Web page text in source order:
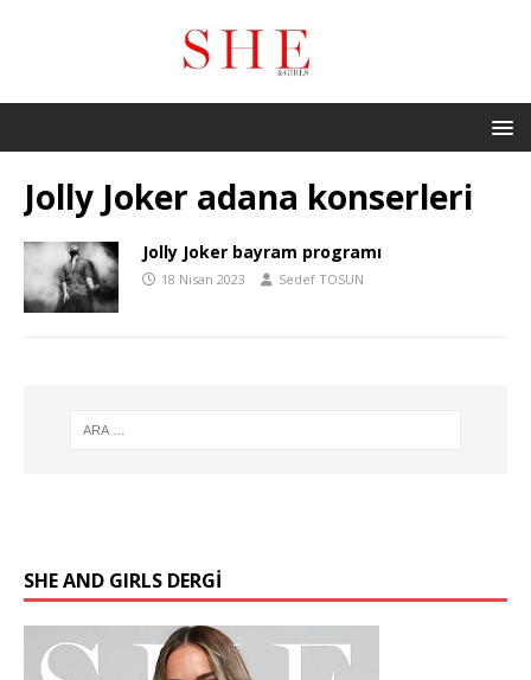
Jolly Joker adana konserleri
Jolly Joker bayram programı
18 Nisan 2023 Sedef TOSUN
SHE AND GIRLS DERGİ